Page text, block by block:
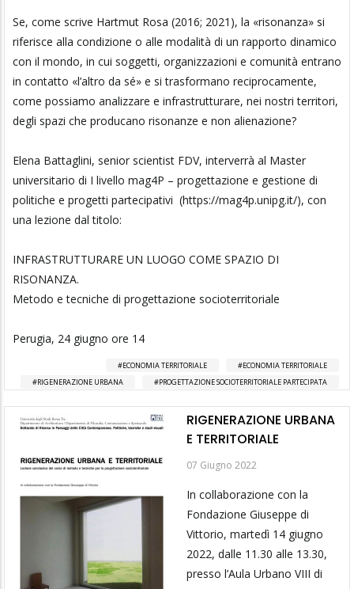
Se, come scrive Hartmut Rosa (2016; 2021), la «risonanza» si
riferisce alla condizione o alle modalità di un rapporto dinamico
con il mondo, in cui soggetti, organizzazioni e comunità entrano
in contatto «l’altro da sé» e si trasformano reciprocamente,
come possiamo analizzare e infrastrutturare, nei nostri territori,
degli spazi che producano risonanze e non alienazione?
Elena Battaglini, senior scientist FDV, interverrà al Master
universitario di I livello mag4P – progettazione e gestione di
politiche e progetti partecipativi (https://mag4p.unipg.it/), con
una lezione dal titolo:
INFRASTRUTTURARE UN LUOGO COME SPAZIO DI
RISONANZA.
Metodo e tecniche di progettazione socioterritoriale
Perugia, 24 giugno ore 14
ECONOMIA TERRITORIALE
ECONOMIA TERRITORIALE
RIGENERAZIONE URBANA
PROGETTAZIONE SOCIOTERRITORIALE PARTECIPATA
RIGENERAZIONE URBANA
E TERRITORIALE
07 Giugno 2022
In collaborazione con la
Fondazione Giuseppe di
Vittorio, martedì 14 giugno
2022, dalle 11.30 alle 13.30,
presso l’Aula Urbano VIII di